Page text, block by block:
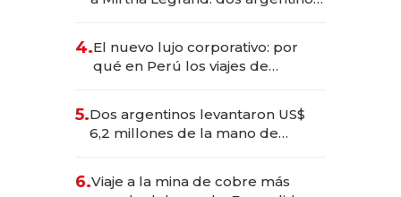
4.El nuevo lujo corporativo: por
qué en Perú los viajes de
para convertirse en experiencias
transformadoras
5.Dos argentinos levantaron US$
6,2 millones de la mano de
6.Viaje a la mina de cobre más